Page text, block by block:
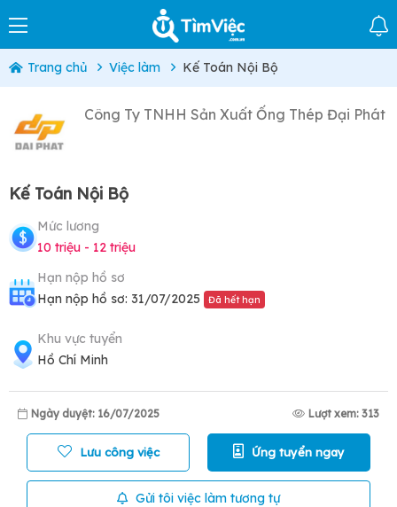
Trang chủ Việc làm Kế Toán Nội Bộ
Công Ty TNHH Sản Xuất Ống Thép Đại Phát
Kế Toán Nội Bộ
Mức lương
10 triệu - 12 triệu
Hạn nộp hồ sơ
Hạn nộp hồ sơ: 31/07/2025
Đã hết hạn
Khu vực tuyển
Hồ Chí Minh
Ngày duyệt: 16/07/2025 Lượt xem: 313
Lưu công việc Ứng tuyển ngay
Gửi tôi việc làm tương tự